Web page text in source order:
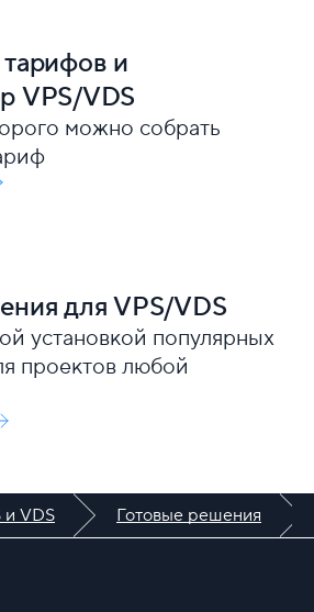
и
VPS/VDS
можно собрать
для VPS/VDS
установкой популярных
проектов любой
и VDS Готовые решения